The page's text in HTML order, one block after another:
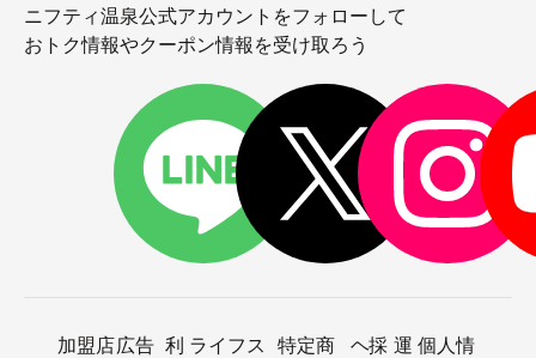
ニフティ温泉公式アカウントをフォローして
おトク情報やクーポン情報を受け取ろう
加盟店広告 利 ライフス
特定商
ヘ採 運 個人情